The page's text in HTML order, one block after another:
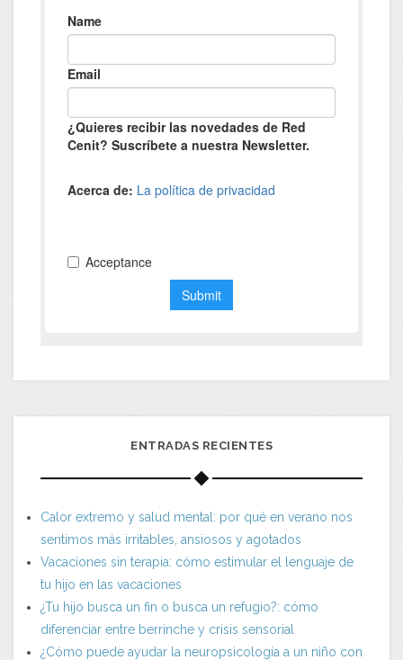
ENTRADAS RECIENTES
Calor extremo y salud mental: por qué en verano nos
sentimos más irritables, ansiosos y agotados
Vacaciones sin terapia: cómo estimular el lenguaje de
tu hijo en las vacaciones
¿Tu hijo busca un fin o busca un refugio?: cómo
diferenciar entre berrinche y crisis sensorial
¿Cómo puede ayudar la neuropsicología a un niño con